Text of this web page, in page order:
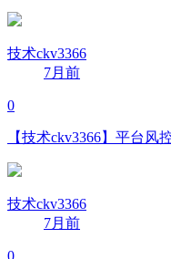
技术ckv3366
7月前
0
【技术ckv3366】平台
技术ckv3366
7月前
0